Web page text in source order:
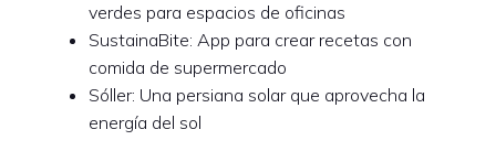
verdes para espacios de oficinas
SustainaBite: App para crear recetas con
comida de supermercado
Sóller: Una persiana solar que aprovecha la
energía del sol